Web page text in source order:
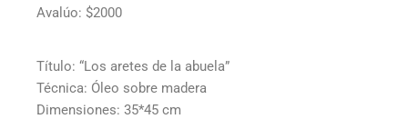
Avalúo: $2000
Título: “Los aretes de la abuela”
Técnica: Óleo sobre madera
Dimensiones: 35*45 cm